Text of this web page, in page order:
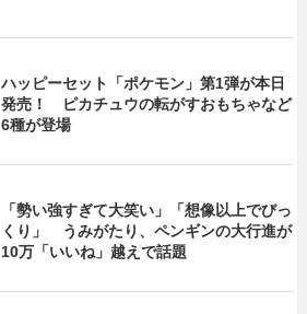
ハッピーセット「ポケモン」第1弾が本日
発売！ ピカチュウの転がすおもちゃなど
6種が登場
「勢い強すぎて大笑い」「想像以上でびっ
くり」 うみがたり、ペンギンの大行進が
10万「いいね」越えで話題